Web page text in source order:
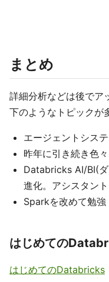
まとめ
詳細分析などは後でア
下のようなトピックが
エージェントシス
昨年に引き続き色
Databricks AI/BI(
進化。アシスタント
Sparkを改めて勉強
はじめての
はじめてのDatabricks